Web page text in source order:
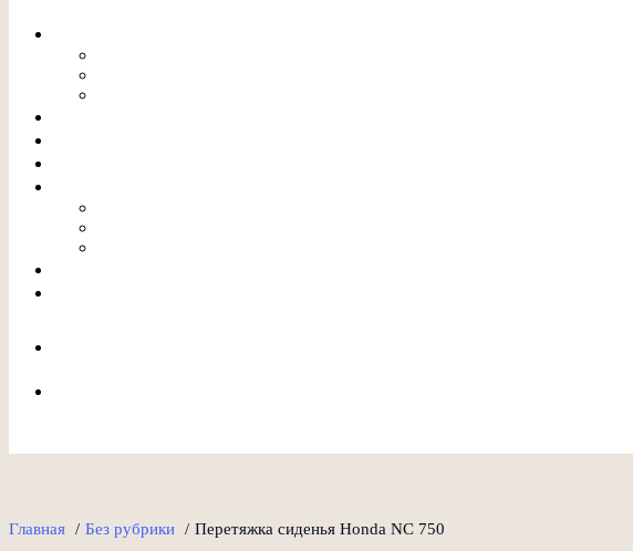
Главная / Без рубрики / Перетяжка сиденья Honda NC 750